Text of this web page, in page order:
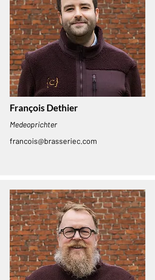
François Dethier
Medeoprichter
francois@brasseriec.com